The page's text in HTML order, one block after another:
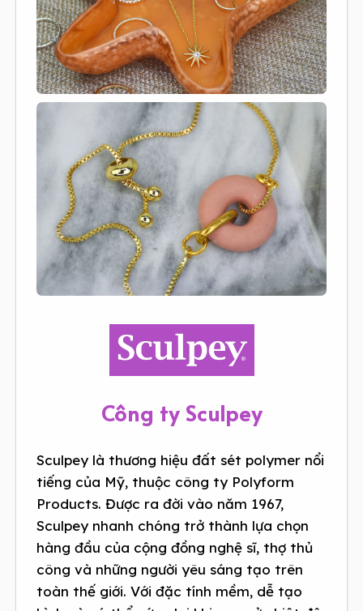
Công ty Sculpey
Sculpey là thương hiệu đất sét polymer nổi
tiếng của Mỹ, thuộc công ty Polyform
Products. Được ra đời vào năm 1967,
Sculpey nhanh chóng trở thành lựa chọn
hàng đầu của cộng đồng nghệ sĩ, thợ thủ
công và những người yêu sáng tạo trên
toàn thế giới. Với đặc tính mềm, dễ tạo